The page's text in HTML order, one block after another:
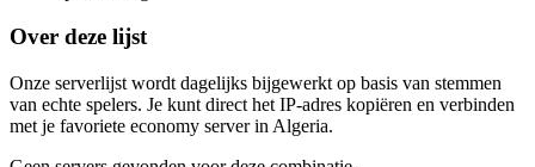
Over deze lijst
Onze serverlijst wordt dagelijks bijgewerkt op basis van stemmen
van echte spelers. Je kunt direct het IP-adres kopiëren en verbinden
met je favoriete economy server in Algeria.